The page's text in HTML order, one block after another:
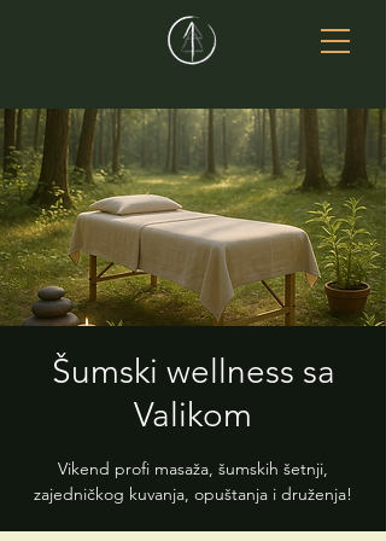
Šumski wellness sa
Valikom
Vikend profi masaža, šumskih šetnji,
zajedničkog kuvanja, opuštanja i druženja!